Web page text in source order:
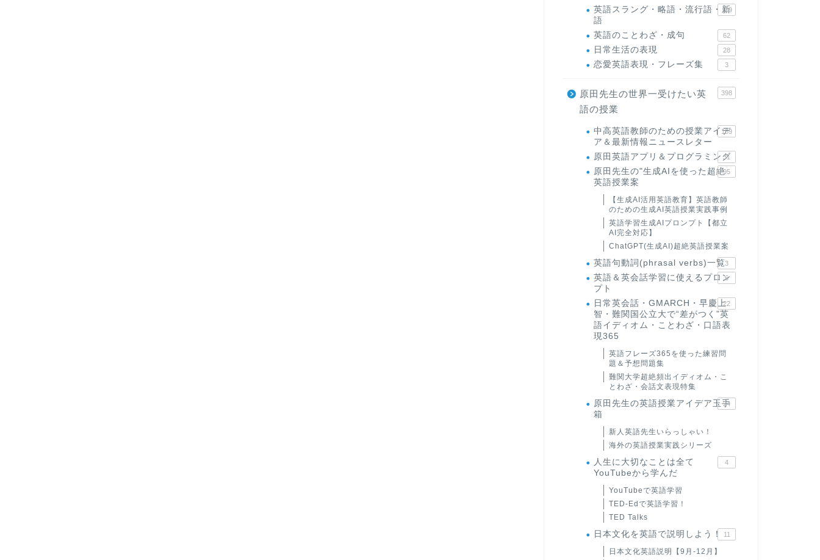
英語スラング・略語・流行語・新
語
119
英語のことわざ・成句 62
日常生活の表現 28
恋愛英語表現・フレーズ集 3
原田先生の世界一受けたい英
語の授業
398
中高英語教師のための授業アイデ
ア＆最新情報ニュースレター
169
原田英語アプリ＆プログラミング
31
原田先生の"生成AIを使った超絶
英語授業案
95
【生成AI活用英語教育】英語教師
のための生成AI英語授業実践事例
英語学習生成AIプロンプト【都立
AI完全対応】
ChatGPT(生成AI)超絶英語授業案
英語句動詞(phrasal verbs)一覧3
英語＆英会話学習に使えるプロン
プト
6
日常英会話・GMARCH・早慶上
智・難関国公立大で“差がつく”英
語イディオム・ことわざ・口語表
現365
22
英語フレーズ365を使った練習問
題＆予想問題集
難関大学超絶頻出イディオム・こ
とわざ・会話文表現特集
原田先生の英語授業アイデア玉手
箱
24
新人英語先生いらっしゃい！
海外の英語授業実践シリーズ
人生に大切なことは全て
YouTubeから学んだ
4
YouTubeで英語学習
TED-Edで英語学習！
TED Talks
日本文化を英語で説明しよう！ 11
日本文化英語説明【9月-12月】